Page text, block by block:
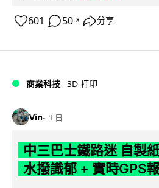
601 50 ↗ 分享
商業科技 3D 打印
Vin 1 日
中三巴士鐵路迷 自製
水撥識郁 + 實時GPS